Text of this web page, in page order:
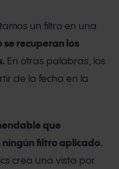
un filtro en una
se recuperan los
En otras palabras, los
de la fecha en la
que
filtro aplicado.
crea una vista por